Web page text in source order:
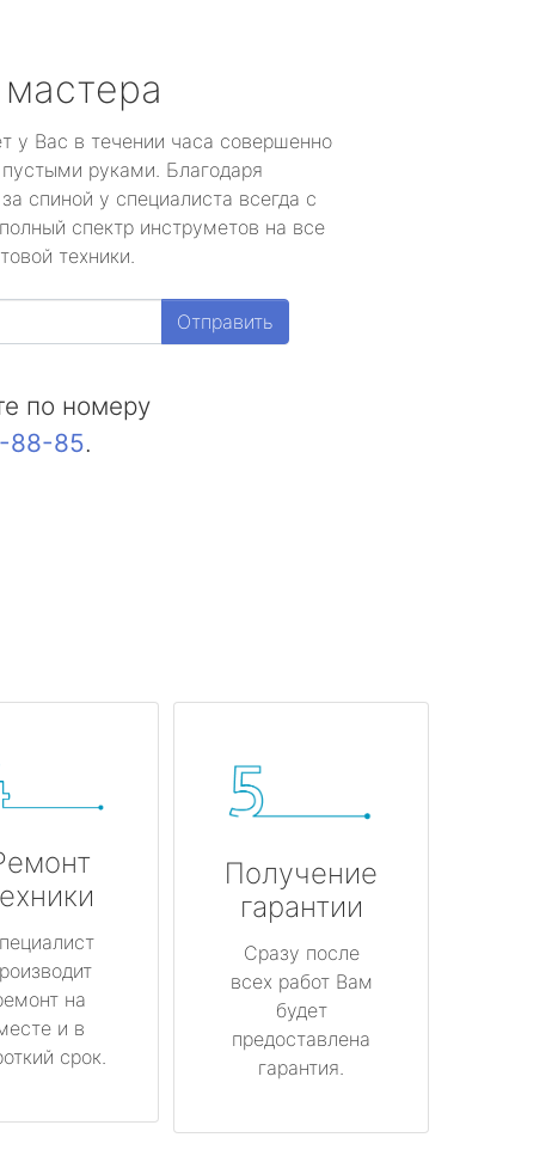
у Вас в течении часа совершенно
руками. Благодаря
спиной у специалиста всегда с
спектр инструметов на все
техники.
Отправить
по номеру
88-85.
на
и в
срок.
Получение
гарантии
Сразу после
всех работ Вам
будет
предоставлена
гарантия.